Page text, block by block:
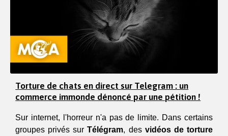
Torture de chats en direct sur Telegram : un
commerce immonde dénoncé par une pétition !
Sur internet, l'horreur n'a pas de limite. Dans certains
groupes privés sur Télégram, des vidéos de torture